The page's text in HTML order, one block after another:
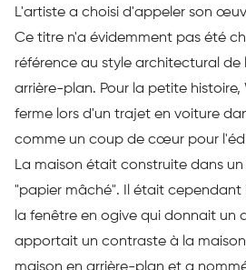
L'artiste a choisi d'appeler son
Ce titre n'a évidemment pas été
référence au style architectural de
arrière-plan. Pour la petite
ferme lors d'un trajet en voiture
comme un coup de cœur pour
La maison était construite dans
"papier mâché". Il était cependant
la fenêtre en ogive qui donnait un
apportait un contraste à la